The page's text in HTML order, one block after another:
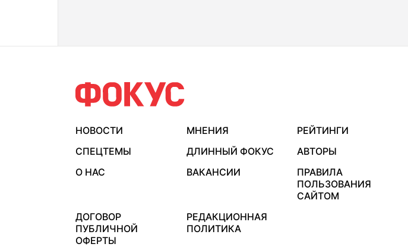
НОВОСТИ МНЕНИЯ
РЕЙТИНГИ
СПЕЦТЕМЫ
ДЛИННЫЙ ФОКУС
АВТОРЫ
О НАС
ВАКАНСИИ
ПРАВИЛА
ПОЛЬЗОВАНИЯ
САЙТОМ
ДОГОВОР
ПУБЛИЧНОЙ
ОФЕРТЫ
РЕДАКЦИОННАЯ
ПОЛИТИКА